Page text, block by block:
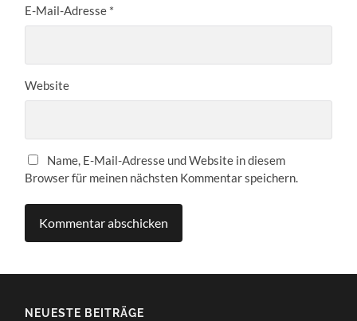
E-Mail-Adresse *
Website
Name, E-Mail-Adresse und Website in diesem
Browser für meinen nächsten Kommentar speichern.
NEUESTE BEITRÄGE